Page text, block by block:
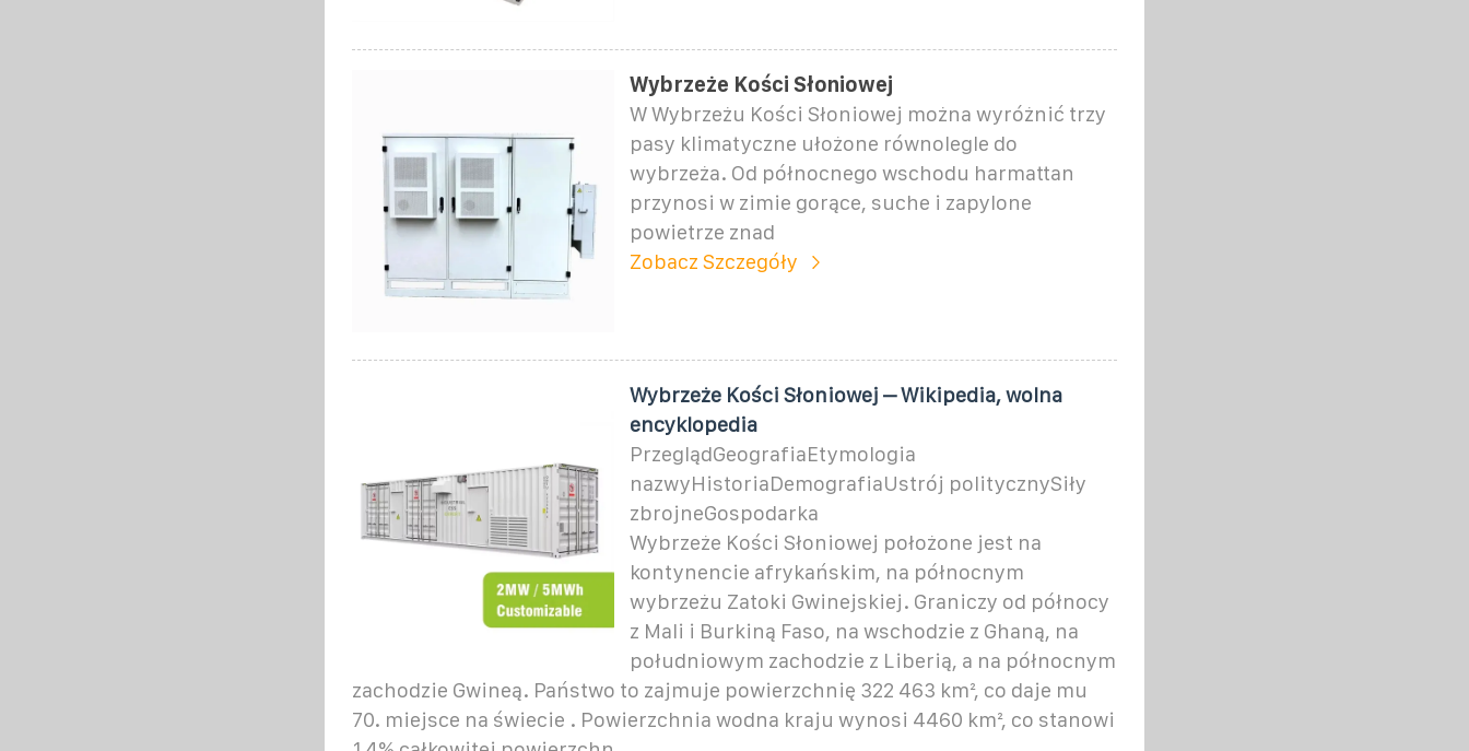
Wybrzeże Kości Słoniowej
W Wybrzeżu Kości Słoniowej można wyróżnić trzy
pasy klimatyczne ułożone równolegle do
wybrzeża. Od północnego wschodu harmattan
przynosi w zimie gorące, suche i zapylone
powietrze znad
Zobacz Szczegóły
Wybrzeże Kości Słoniowej – Wikipedia, wolna
encyklopedia
PrzeglądGeografiaEtymologia
nazwyHistoriaDemografiaUstrój politycznySiły
zbrojneGospodarka
Wybrzeże Kości Słoniowej położone jest na
kontynencie afrykańskim, na północnym
wybrzeżu Zatoki Gwinejskiej. Graniczy od północy
z Mali i Burkiną Faso, na wschodzie z Ghaną, na
południowym zachodzie z Liberią, a na północnym
zachodzie Gwineą. Państwo to zajmuje powierzchnię 322 463 km², co daje mu
70. miejsce na świecie . Powierzchnia wodna kraju wynosi 4460 km², co stanowi